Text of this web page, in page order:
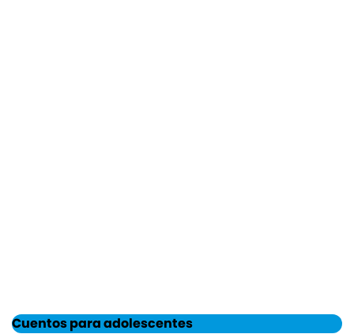
Cuentos para adolescentes